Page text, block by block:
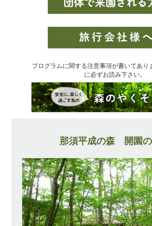
プログラムに関する注意事項が書いてあり
に必ずお読み下さい。
那須平成の森 開園